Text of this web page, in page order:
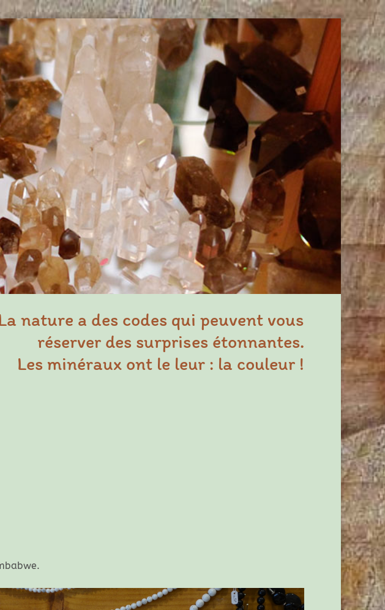
nature a des codes qui peuvent vous
réserver des surprises étonnantes.
Les minéraux ont le leur : la couleur !